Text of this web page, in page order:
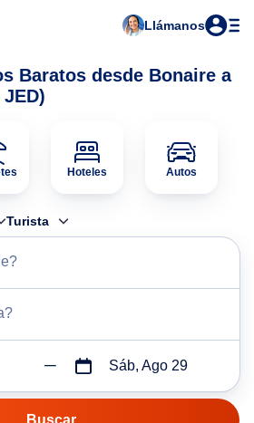
Llámanos
Baratos desde Bonaire a
Hoteles Autos
Turista
Sáb, Ago 29